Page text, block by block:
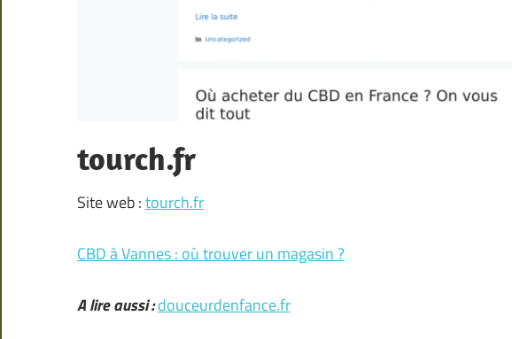
tourch.fr
Site web :tourch.fr
CBD à Vannes : où trouver un magasin ?
A lire aussi :douceurdenfance.fr